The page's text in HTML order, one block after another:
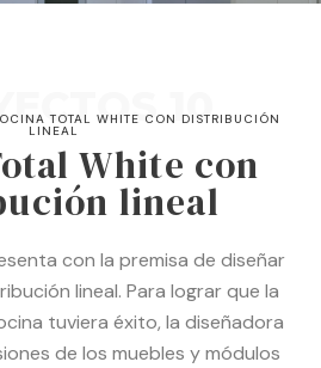
10
TOTAL WHITE CON DISTRIBUCIÓN
LINEAL
White con
lineal
con la premisa de diseñar
lineal. Para lograr que la
tuviera éxito, la diseñadora
de los muebles y módulos